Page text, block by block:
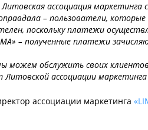
ассоциация
оправдала – пользователи,
поскольку платежи
– полученные платежи
можем обслужить своих
Литовской ассоциации
ассоциации маркетинга